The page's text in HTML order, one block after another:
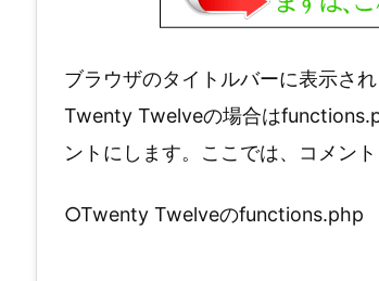
ブラウザのタイトルバーに表示さ
Twenty Twelveの場合は
ントにします。ここでは、コメン
○Twenty Twelveのfunctions.php